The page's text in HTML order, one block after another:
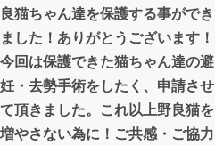
良猫ちゃん達を保護する事ができ
ました！ありがとうございます！
今回は保護できた猫ちゃん達の避
妊・去勢手術をしたく、申請させ
て頂きました。これ以上野良猫を
増やさない為に！ご共感・ご協力